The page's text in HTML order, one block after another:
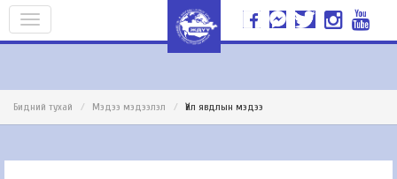
Бидний тухай Мэдээ мэдээлэл Үйл явдлын мэдээ